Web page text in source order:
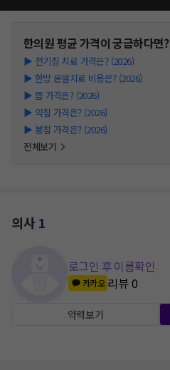
한의원평균 가격이 궁금하다면?
▶ 전기침 치료 가격은? (2026)
▶ 한방 온열치료 비용은? (2026)
▶ 뜸 가격은? (2026)
▶ 약침 가격은? (2026)
▶ 봉침 가격은? (2026)
전체보기
의사1
로그인 후 이름확인
카카오 리뷰0
약력보기